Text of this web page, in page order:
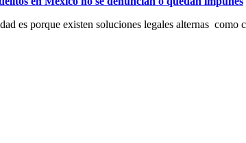
es porque existen soluciones legales alternas